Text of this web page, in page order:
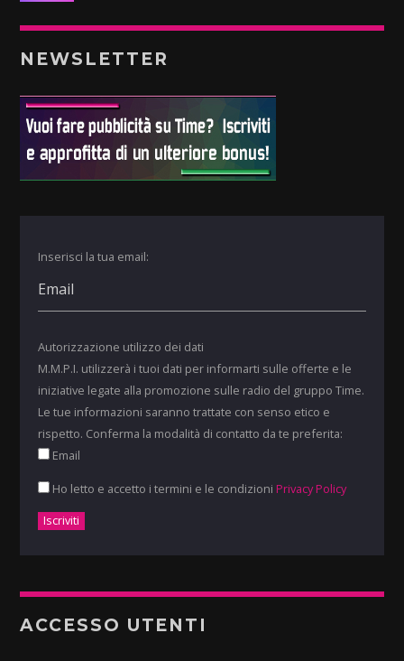
NEWSLETTER
Inserisci la tua email:
Autorizzazione utilizzo dei dati
M.M.P.I. utilizzerà i tuoi dati per informarti sulle offerte e le
iniziative legate alla promozione sulle radio del gruppo Time.
Le tue informazioni saranno trattate con senso etico e
rispetto. Conferma la modalità di contatto da te preferita:
Email
Ho letto e accetto i termini e le condizioni Privacy Policy
ACCESSO UTENTI